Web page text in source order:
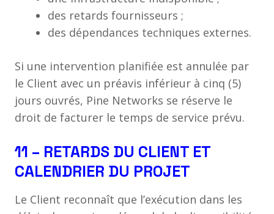
des retards fournisseurs ;
des dépendances techniques externes.
Si une intervention planifiée est annulée par
le Client avec un préavis inférieur à cinq (5)
jours ouvrés, Pine Networks se réserve le
droit de facturer le temps de service prévu.
11 – RETARDS DU CLIENT ET
CALENDRIER DU PROJET
Le Client reconnaît que l’exécution dans les